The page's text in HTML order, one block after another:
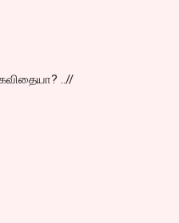
கவிதையா? ..//